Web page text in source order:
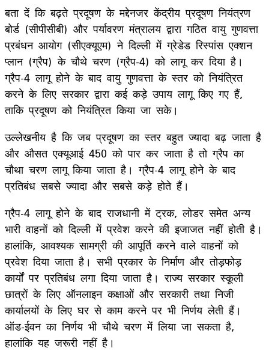
बता दें कि बढ़ते प्रदूषण के मद्देनजर केंद्रीय प्रदूषण नियंत्रण
बोर्ड (सीपीसीबी) और पर्यावरण मंत्रालय द्वारा गठित वायु गुणवत्ता
प्रबंधन आयोग (सीएक्यूएम) ने दिल्ली में ग्रेडेड रिस्पांस एक्शन
प्लान (ग्रैप) के चौथे चरण (ग्रैप-4) को लागू कर दिया है।
ग्रैप-4 लागू होने के बाद वायु गुणवत्ता के स्तर को नियंत्रित
करने के लिए सरकार द्वारा कई कड़े उपाय लागू किए गए हैं,
ताकि प्रदूषण को नियंत्रित किया जा सके।
उल्लेखनीय है कि जब प्रदूषण का स्तर बहुत ज्यादा बढ़ जाता है
और औसत एक्यूआई 450 को पार कर जाता है तो ग्रैप का
चौथा चरण लागू किया जाता है। ग्रैप-4 लागू होने के बाद
प्रतिबंध सबसे ज्यादा और सबसे कड़े होते हैं।
ग्रैप-4 लागू होने के बाद राजधानी में ट्रक, लोडर समेत अन्य
भारी वाहनों को दिल्ली में प्रवेश करने की इजाजत नहीं होती है।
हालांकि, आवश्यक सामग्री की आपूर्ति करने वाले वाहनों को
प्रवेश दिया जाता है। सभी प्रकार के निर्माण और तोड़फोड़
कार्यों पर प्रतिबंध लगा दिया जाता है। राज्य सरकार स्कूली
छात्रों के लिए ऑनलाइन कक्षाओं और सरकारी तथा निजी
कार्यालयों के लिए घर से काम करने पर भी निर्णय लेती हैं।
ऑड-ईवन का निर्णय भी चौथे चरण में लिया जा सकता है,
हालांकि यह जरूरी नहीं है।